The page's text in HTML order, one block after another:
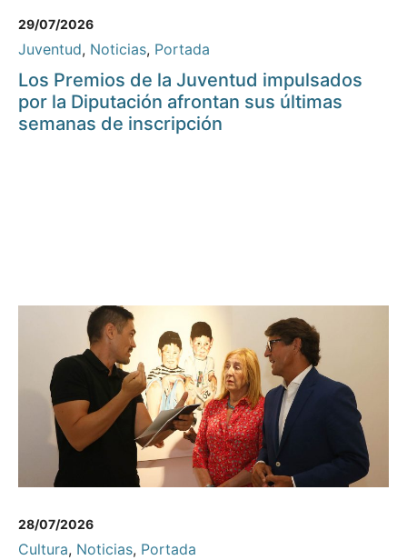
29/07/2026
Juventud, Noticias, Portada
Los Premios de la Juventud impulsados
por la Diputación afrontan sus últimas
semanas de inscripción
28/07/2026
Cultura, Noticias, Portada